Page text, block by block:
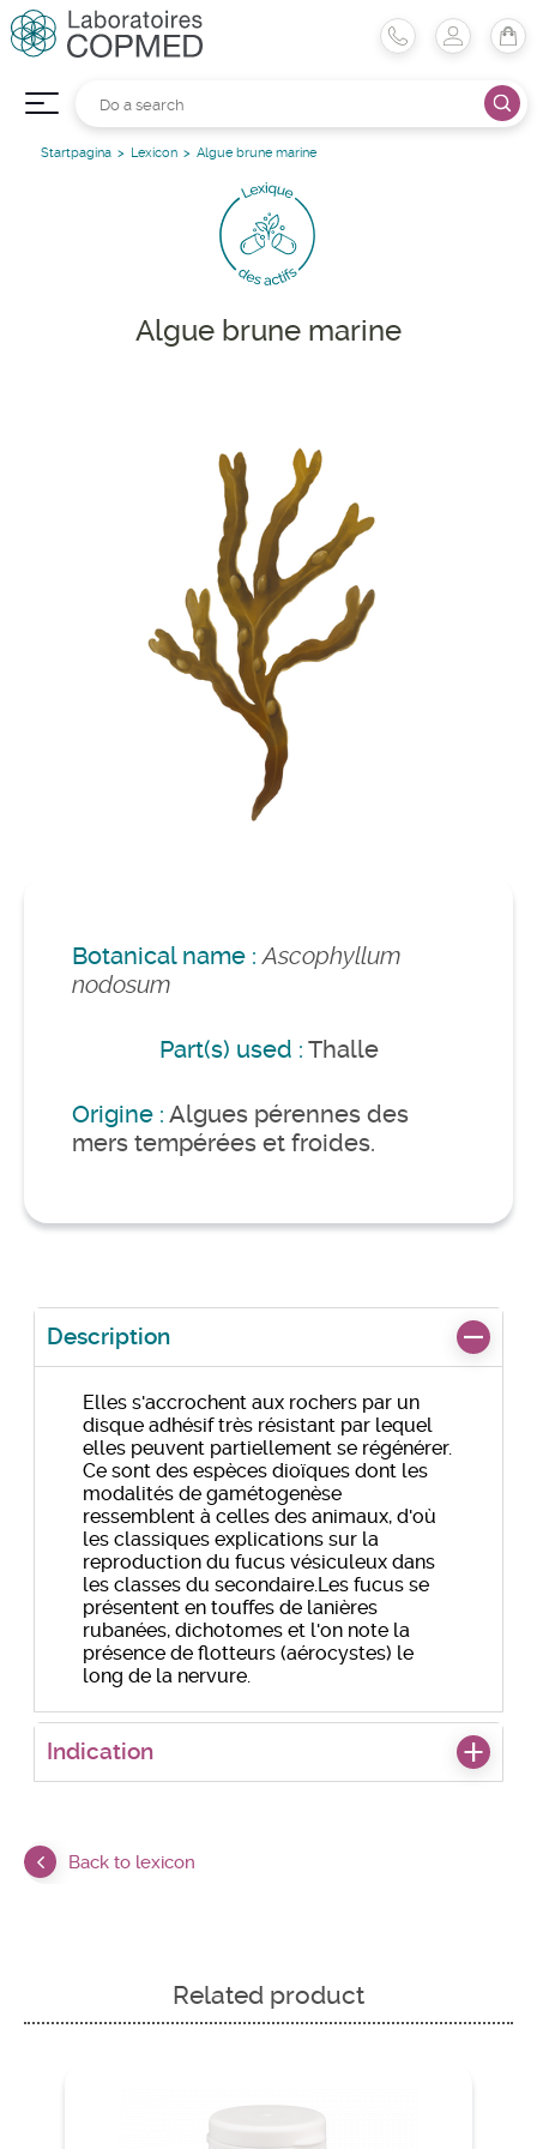
Startpagina Lexicon Algue brune marine
Algue brune marine
Botanical name :Ascophyllum
nodosum
Part(s) used : Thalle
Origine : Algues pérennes des
mers tempérées et froides.
Description
Elles s'accrochent aux rochers par un
disque adhésif très résistant par lequel
elles peuvent partiellement se régénérer.
Ce sont des espèces dioïques dont les
modalités de gamétogenèse
ressemblent à celles des animaux, d'où
les classiques explications sur la
reproduction du fucus vésiculeux dans
les classes du secondaire.Les fucus se
présentent en touffes de lanières
rubanées, dichotomes et l'on note la
présence de flotteurs (aérocystes) le
long de la nervure.
Indication
Back to lexicon
Related product